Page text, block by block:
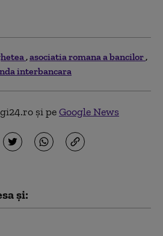
asociatia romana a bancilor
interbancara
și peGoogle News
și: